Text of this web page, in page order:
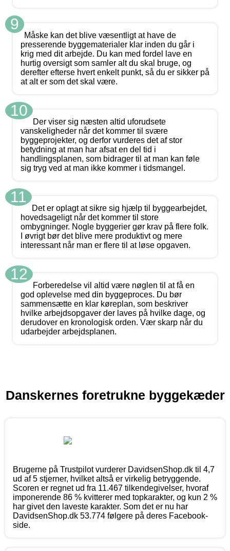
9
Måske kan det blive væsentligt at have de
presserende byggematerialer klar inden du går i
krig med dit arbejde. Du kan med fordel lave en
hurtig oversigt som samler alt du skal bruge, og
derefter efterse hvert enkelt punkt, så du er sikker på
at alt er som det skal være.
10
Der viser sig næsten altid uforudsete
vanskeligheder når det kommer til svære
byggeprojekter, og derfor vurderes det af stor
betydning at man har afsat en del tid i
handlingsplanen, som bidrager til at man kan føle
sig tryg ved at man ikke kommer i tidsmangel.
11
Det er oplagt at sikre sig hjælp til byggearbejdet,
hovedsageligt når det kommer til store
ombygninger. Nogle byggerier gør krav på flere folk.
I øvrigt bør det blive mere produktivt og mere
interessant når man er flere til at løse opgaven.
12
Forberedelse vil altid være nøglen til at få en
god oplevelse med din byggeproces. Du bør
sammensætte en klar køreplan, som beskriver
hvilke arbejdsopgaver der laves på hvilke dage, og
derudover en kronologisk orden. Vær skarp når du
udarbejder arbejdsplanen.
Danskernes foretrukne byggekæder
Brugerne på Trustpilot vurderer DavidsenShop.dk til 4,7
ud af 5 stjerner, hvilket altså er virkelig betryggende.
Scoren er regnet ud fra 11.467 tilkendegivelser, hvoraf
imponerende 86 % kvitterer med topkarakter, og kun 2 %
har givet den laveste karakter. Som det er nu har
DavidsenShop.dk 53.774 følgere på deres Facebook-
side.